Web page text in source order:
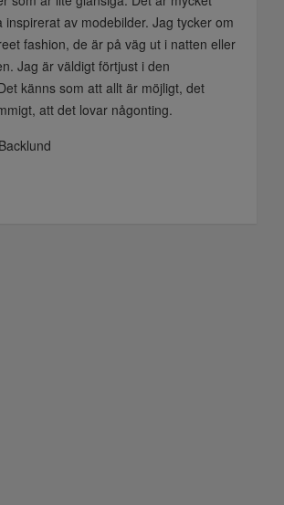
inspirerat av modebilder. Jag tycker om
fashion, de är på väg ut i natten eller
Jag är väldigt förtjust i den
känns som att allt är möjligt, det
att det lovar någonting.